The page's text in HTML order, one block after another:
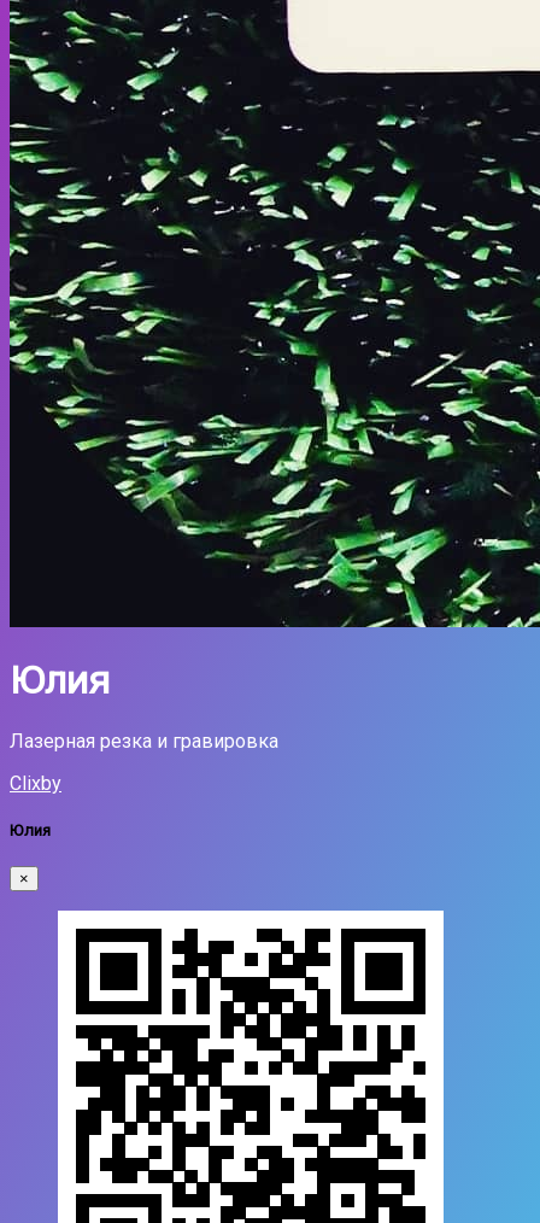
Юлия
Лазерная резка и гравировка
Clixby
Юлия
×